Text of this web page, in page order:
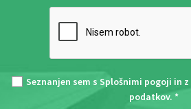
Seznanjen sem s Splošnimi pogoji in z
podatkov. *